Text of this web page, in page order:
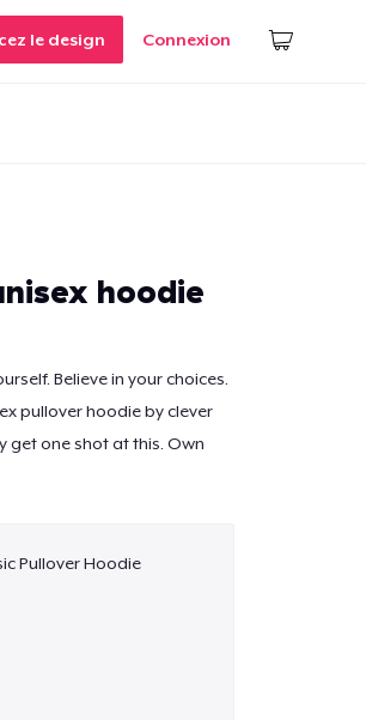
le design Connexion
hoodie
Believe in your choices.
pullover hoodie by clever
get one shot at this. Own
Pullover Hoodie